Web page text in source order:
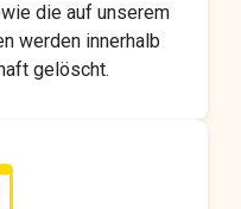
die auf unserem
werden innerhalb
gelöscht.